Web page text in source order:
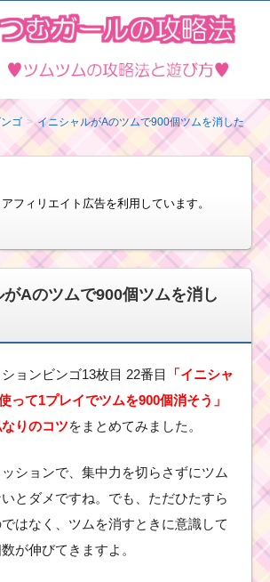
ゴ
イニシャルがAのツムで900個ツムを消した
フィリエイト広告を利用しています。
がAのツムで900個ツムを消し
ョンビンゴ13枚目 22番目
「イニシャ
って1プレイでツムを900個消そう」
りのコツをまとめてみました。
ションで、集中力を切らさずにツム
とダメですね。でも、ただひたすら
はなく、ツムを消すときに意識して
が伸びてきますよ。